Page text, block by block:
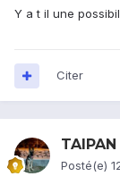
Y a t il une
Citer
TAIPAN
Posté(e)